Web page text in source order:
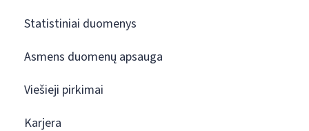
Statistiniai duomenys
Asmens duomenų apsauga
Viešieji pirkimai
Karjera